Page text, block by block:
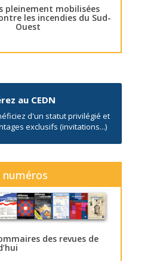
pleinement mobilisées
les incendies du Sud-
Ouest
au CEDN
d'un statut privilégié et
exclusifs (invitations...)
numéros
des revues de